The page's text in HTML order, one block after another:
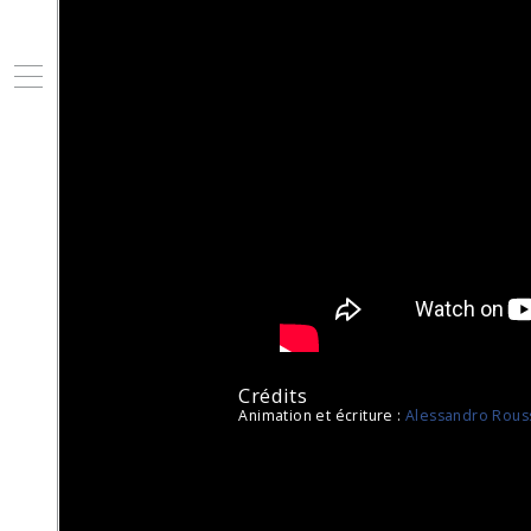
Crédits
Animation et écriture : Alessandro
Ouvir/Fermer